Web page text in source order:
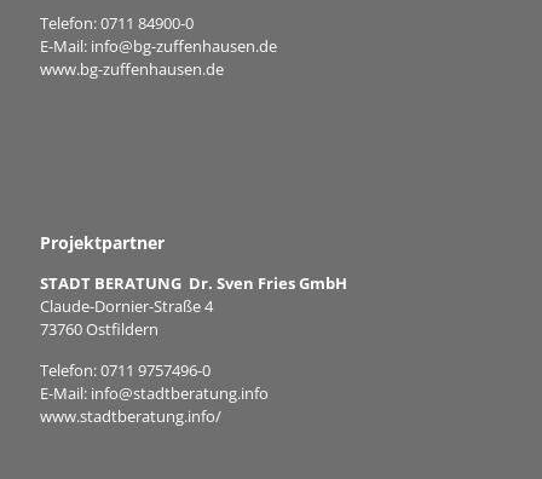
Telefon:0711 84900-0
E-Mail: info@bg-zuffenhausen.de
www.bg-zuffenhausen.de
Projektpartner
STADT BERATUNG Dr. Sven Fries GmbH
Claude-Dornier-Straße 4
73760 Ostfildern
Telefon:0711 9757496-0
E-Mail: info@stadtberatung.info
www.stadtberatung.info/